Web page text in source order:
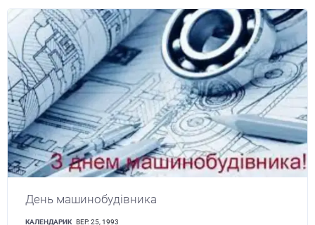
День машинобудівника
КАЛЕНДАРИК ВЕР. 25, 1993